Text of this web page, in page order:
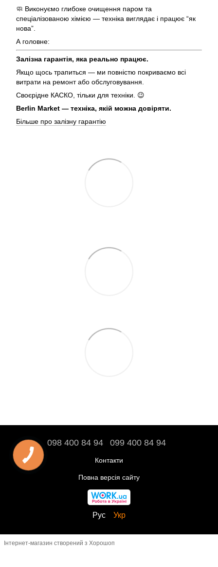
🧼 Виконуємо глибоке очищення паром та
спеціалізованою хімією — техніка виглядає і працює “як
нова”.
А головне:
Залізна гарантія, яка реально працює.
Якщо щось трапиться — ми повністю покриваємо всі
витрати на ремонт або обслуговування.
Своєрідне КАСКО, тільки для техніки. 😉
Berlin Market — техніка, якій можна довіряти.
Більше про залізну гарантію
098 400 84 94‬ 099 400 84 94
Контакти
Повна версія сайту
Рус Укр
Інтернет-магазин створений з Хорошоп